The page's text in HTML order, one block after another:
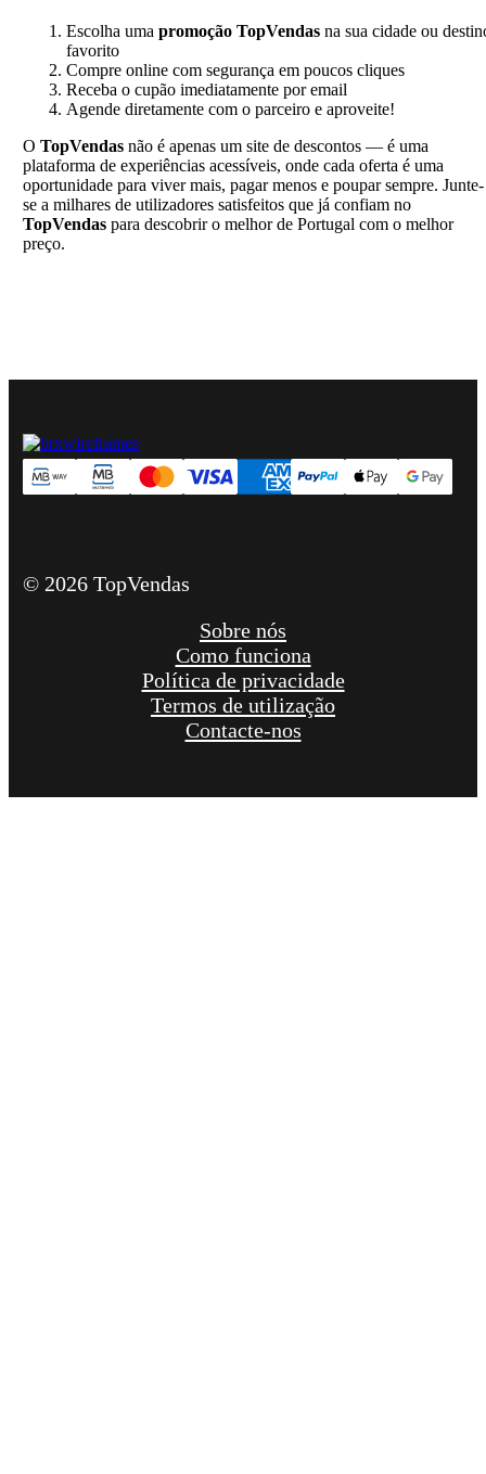
Escolha uma promoção TopVendasna sua cidade ou
favorito
Compre online com segurança em poucos cliques
Receba o cupão imediatamente por email
Agende diretamente com o parceiro e aproveite!
O TopVendasnão é apenas um site de descontos — é uma
plataforma de experiências acessíveis, onde cada oferta é uma
oportunidade para viver mais, pagar menos e poupar sempre. Junte-
se a milhares de utilizadores satisfeitos que já confiam no
TopVendaspara descobrir o melhor de Portugal com o melhor
preço.
© 2026 TopVendas
Sobre nós
Como funciona
Política de privacidade
Termos de utilização
Contacte-nos